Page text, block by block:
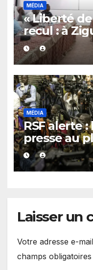
MÉDIA
« Liberté
recul : à
jeunes
sonnette
MÉDIA
RSF alerte
presse au
niveau
siècle
Laisser un
Votre adresse e-
champs